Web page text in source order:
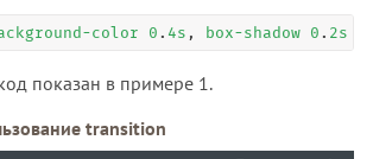
color 0 . 4s , box-shadow 0 . 2s
показан в примере 1.
transition